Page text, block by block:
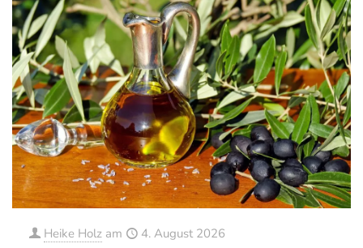
Heike Holz am 4. August 2026